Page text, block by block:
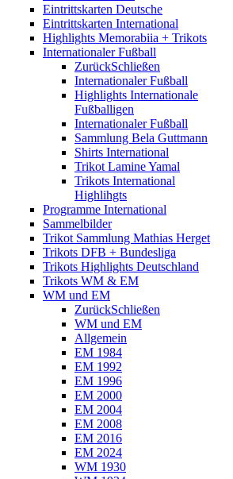
Eintrittskarten Deutsche
Eintrittskarten International
Highlights Memorabiia + Trikots
Internationaler Fußball
ZurückSchließen
Internationaler Fußball
Highlights Internationale
Fußballigen
Internationaler Fußball
Sammlung Bela Guttmann
Shirts International
Trikot Lamine Yamal
Trikots International
Highlihgts
Programme International
Sammelbilder
Trikot Sammlung Mathias Herget
Trikots DFB + Bundesliga
Trikots Highlights Deutschland
Trikots WM & EM
WM und EM
ZurückSchließen
WM und EM
Allgemein
EM 1984
EM 1992
EM 1996
EM 2000
EM 2004
EM 2008
EM 2016
EM 2024
WM 1930